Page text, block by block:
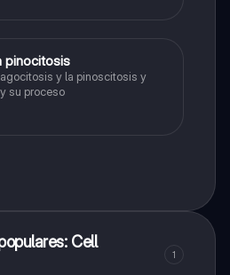
pinocitosis
y la pinoscitosis y
su proceso
Cell
1